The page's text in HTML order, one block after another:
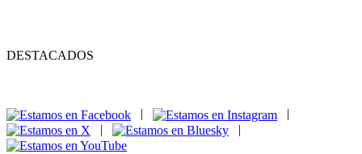
DESTACADOS
|
|